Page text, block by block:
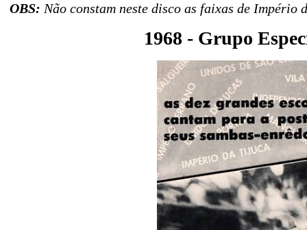
OBS: Não constam neste disco as faixas de
1968 - Grupo